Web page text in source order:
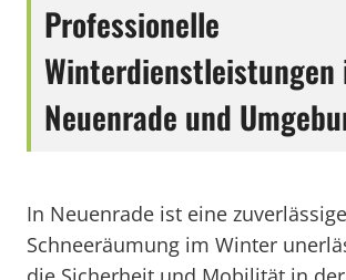
Professionelle
Winterdienstleistungen
Neuenrade und
In Neuenrade ist eine zuverlässige
Schneeräumung im Winter